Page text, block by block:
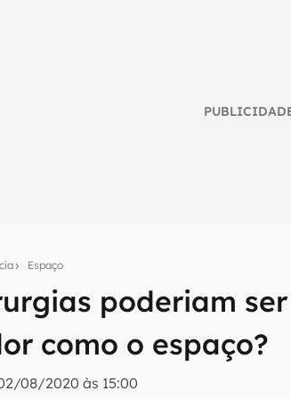
Espaço
poderiam
como o espaço?
08/2020 às 15:00
resumo inteligente do mundo tech!
do Canaltech e receba notícias e